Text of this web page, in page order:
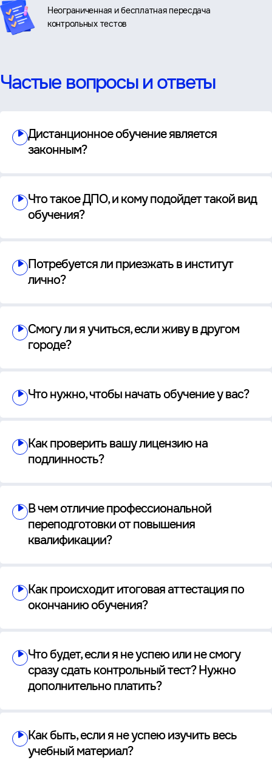
Неограниченная и бесплатная пересдача
контрольных тестов
Частые вопросы и ответы
Дистанционное обучение является
законным?
Что такое ДПО, и кому подойдет такой вид
обучения?
Потребуется ли приезжать в институт
лично?
Смогу ли я учиться, если живу в другом
городе?
Что нужно, чтобы начать обучение у вас?
Как проверить вашу лицензию на
подлинность?
В чем отличие профессиональной
переподготовки от повышения
квалификации?
Как происходит итоговая аттестация по
окончанию обучения?
Что будет, если я не успею или не смогу
сразу сдать контрольный тест? Нужно
дополнительно платить?
Как быть, если я не успею изучить весь
учебный материал?